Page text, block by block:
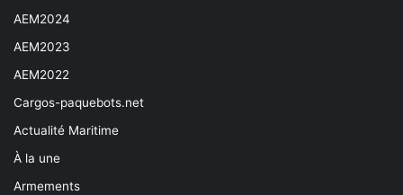
AEM2024
AEM2023
AEM2022
Cargos-paquebots.net
Actualité Maritime
À la une
Armements